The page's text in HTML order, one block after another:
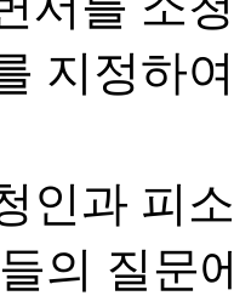
지정하
인과 피
의 질문